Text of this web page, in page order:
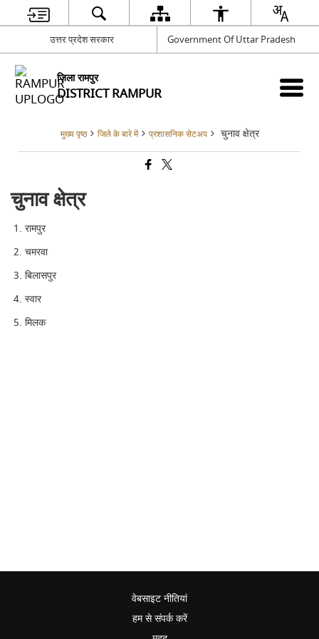
उत्तर प्रदेश सरकार Government Of Uttar Pradesh
ज़िला रामपुर
DISTRICT RAMPUR
मुख्य पृष्ठ जिले के बारे में प्रशासनिक सेटअप चुनाव क्षेत्र
चुनाव क्षेत्र
रामपुर
चमरवा
बिलासपुर
स्वार
मिलक
वेबसाइट नीतियां
हम से संपर्क करें